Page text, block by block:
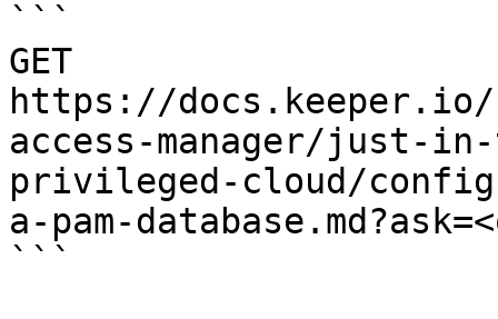
```
GET
https://
access-manager/just-
privileged-cloud/
a-pam-
```